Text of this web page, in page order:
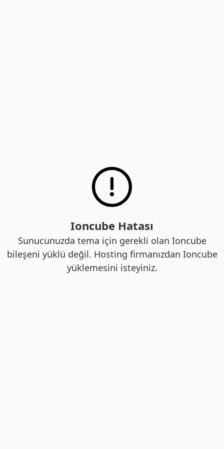
Ioncube Hatası
Sunucunuzda tema için gerekli olan Ioncube
bileşeni yüklü değil. Hosting firmanızdan Ioncube
yüklemesini isteyiniz.